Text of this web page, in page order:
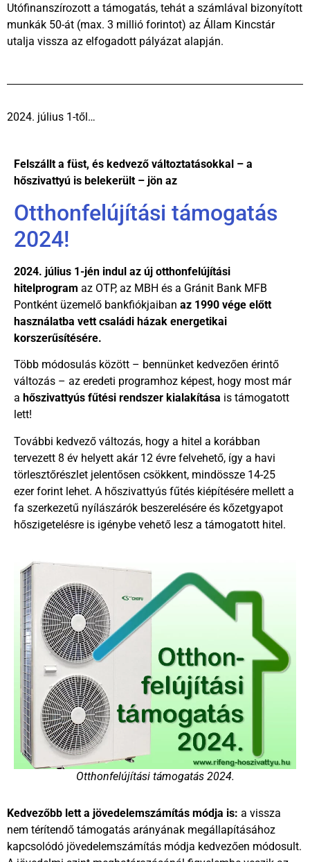
Utófinanszírozott a támogatás, tehát a számlával bizonyított
munkák 50-át (max. 3 millió forintot) az Állam Kincstár
utalja vissza az elfogadott pályázat alapján.
2024. július 1-től…
Felszállt a füst, és kedvező változtatásokkal – a
hőszivattyú is belekerült – jön az
Otthonfelújítási támogatás
2024!
2024. július 1-jén indul az új otthonfelújítási
hitelprogram az OTP, az MBH és a Gránit Bank MFB
Pontként üzemelő bankfiókjaiban az 1990 vége előtt
használatba vett családi házak energetikai
korszerűsítésére.
Több módosulás között – bennünket kedvezően érintő
változás – az eredeti programhoz képest, hogy most már
a hőszivattyús fűtési rendszer kialakítása is támogatott
lett!
További kedvező változás, hogy a hitel a korábban
tervezett 8 év helyett akár 12 évre felvehető, így a havi
törlesztőrészlet jelentősen csökkent, mindössze 14-25
ezer forint lehet. A hőszivattyús fűtés kiépítésére mellett a
fa szerkezetű nyílászárók beszerelésére és kőzetgyapot
hőszigetelésre is igénybe vehető lesz a támogatott hitel.
Otthonfelújítási támogatás 2024.
Kedvezőbb lett a jövedelemszámítás módja is: a vissza
nem térítendő támogatás arányának megállapításához
kapcsolódó jövedelemszámítás módja kedvezően módosult.